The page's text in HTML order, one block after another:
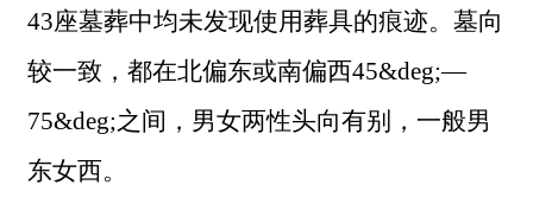
43座墓葬中均未发现使用葬具的痕迹。墓向
较一致，都在北偏东或南偏西45&deg;—
75&deg;之间，男女两性头向有别，一般男
东女西。